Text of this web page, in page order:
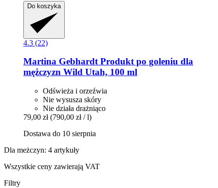
Do koszyka
4.3 (22)
Martina GebhardtProdukt po goleniu dla
mężczyzn Wild Utah, 100 ml
Odświeża i orzeźwia
Nie wysusza skóry
Nie działa drażniąco
79,00 zł (790,00 zł / l)
Dostawa do 10 sierpnia
Dla meżczyn: 4 artykuły
Wszystkie ceny zawierają VAT
Filtry